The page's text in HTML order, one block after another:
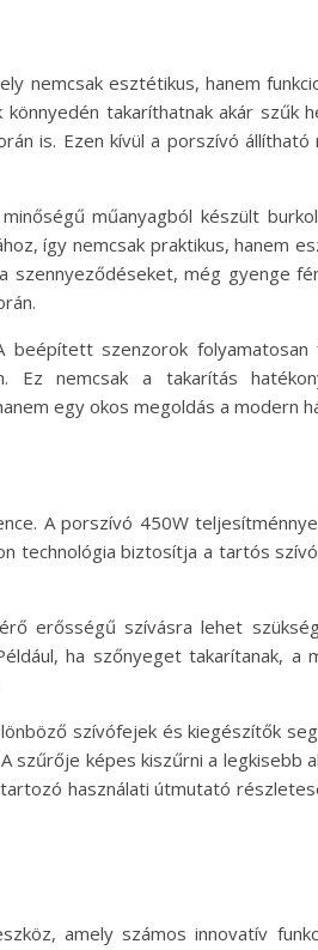
nemcsak esztétikus, hanem
takaríthatnak akár szűk
is. Ezen kívül a porszívó
műanyagból készült
így nemcsak praktikus, hanem
még gyenge
beépített szenzorok
Ez nemcsak a takarítás
egy okos megoldás a modern
A porszívó 450W
technológia biztosítja a tartós
erősségű szívásra lehet
ha szőnyeget takarítanak, a
szívófejek és kiegészítők
szűrője képes kiszűrni a legkisebb
használati útmutató
amely számos innovatív